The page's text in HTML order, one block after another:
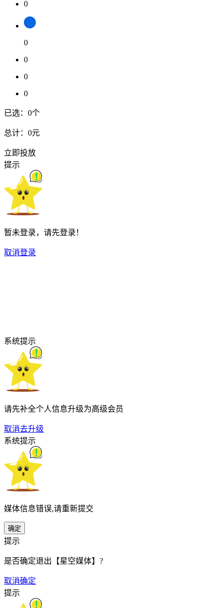
0
0
0
0
0
已选： 0个
总计： 0元
立即投放
提示
暂未登录，请先登录！
取消登录
系统提示
请先补全个人信息升级为高级会员
取消去升级
系统提示
媒体信息错误,请重新提交
确定
提示
是否确定退出【星空媒体】?
取消确定
提示